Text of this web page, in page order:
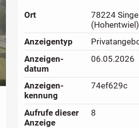
Ort
78224
(Hohentwiel)
Anzeigen­typ
Anzeigen­
datum
06.05.2026
Anzeigen­
kennung
74ef629c
Aufrufe dieser
Anzeige
8